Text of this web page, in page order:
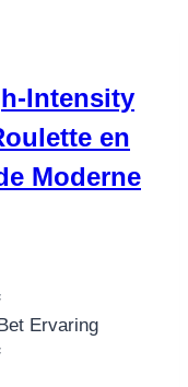
en
Moderne
Ervaring